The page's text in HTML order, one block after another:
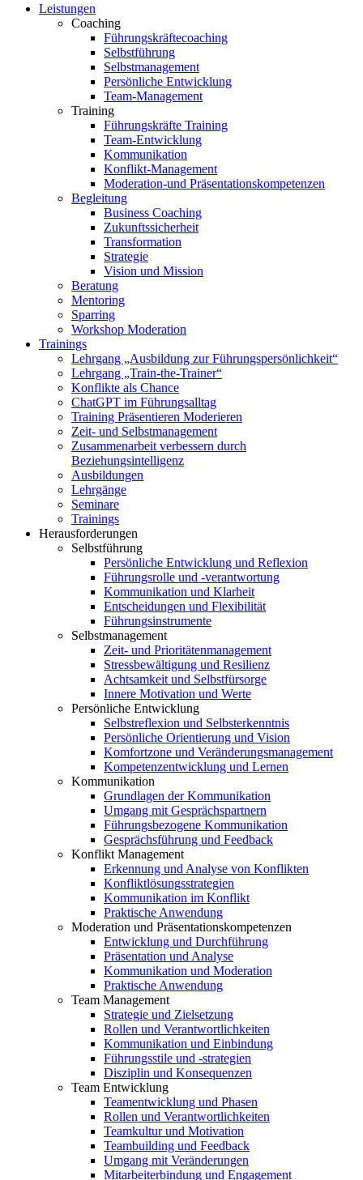
Leistungen
Coaching
Führungskräftecoaching
Selbstführung
Selbstmanagement
Persönliche Entwicklung
Team-Management
Training
Führungskräfte Training
Team-Entwicklung
Kommunikation
Konflikt-Management
Moderation-und Präsentationskompetenzen
Begleitung
Business Coaching
Zukunftssicherheit
Transformation
Strategie
Vision und Mission
Beratung
Mentoring
Sparring
Workshop Moderation
Trainings
Lehrgang „Ausbildung zur Führungspersönlichkeit“
Lehrgang „Train-the-Trainer“
Konflikte als Chance
ChatGPT im Führungsalltag
Training Präsentieren Moderieren
Zeit- und Selbstmanagement
Zusammenarbeit verbessern durch
Beziehungsintelligenz
Ausbildungen
Lehrgänge
Seminare
Trainings
Herausforderungen
Selbstführung
Persönliche Entwicklung und Reflexion
Führungsrolle und -verantwortung
Kommunikation und Klarheit
Entscheidungen und Flexibilität
Führungsinstrumente
Selbstmanagement
Zeit- und Prioritätenmanagement
Stressbewältigung und Resilienz
Achtsamkeit und Selbstfürsorge
Innere Motivation und Werte
Persönliche Entwicklung
Selbstreflexion und Selbsterkenntnis
Persönliche Orientierung und Vision
Komfortzone und Veränderungsmanagement
Kompetenzentwicklung und Lernen
Kommunikation
Grundlagen der Kommunikation
Umgang mit Gesprächspartnern
Führungsbezogene Kommunikation
Gesprächsführung und Feedback
Konflikt Management
Erkennung und Analyse von Konflikten
Konfliktlösungsstrategien
Kommunikation im Konflikt
Praktische Anwendung
Moderation und Präsentationskompetenzen
Entwicklung und Durchführung
Präsentation und Analyse
Kommunikation und Moderation
Praktische Anwendung
Team Management
Strategie und Zielsetzung
Rollen und Verantwortlichkeiten
Kommunikation und Einbindung
Führungsstile und -strategien
Disziplin und Konsequenzen
Team Entwicklung
Teamentwicklung und Phasen
Rollen und Verantwortlichkeiten
Teamkultur und Motivation
Teambuilding und Feedback
Umgang mit Veränderungen
Mitarbeiterbindung und Engagement